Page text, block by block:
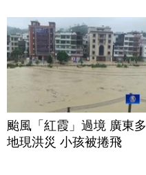
颱風「紅霞」過境 廣東多
地現洪災 小孩被捲飛